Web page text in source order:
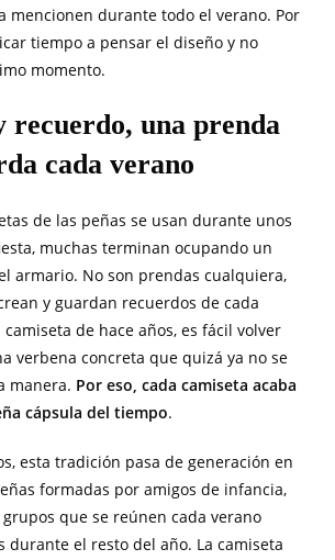
mencionen durante todo el verano. Por
tiempo a pensar el diseño y no
momento.
recuerdo, una prenda
cada verano
de las peñas se usan durante unos
muchas terminan ocupando un
armario. No son prendas cualquiera,
y guardan recuerdos de cada
de hace años, es fácil volver
verbena concreta que quizá ya no se
manera. Por eso, cada camiseta acaba
cápsula del tiempo.
esta tradición pasa de generación en
formadas por amigos de infancia,
que se reúnen cada verano
durante el resto del año. La camiseta